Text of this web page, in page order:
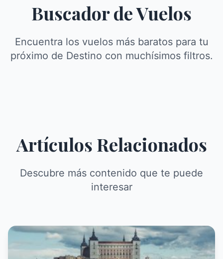
Buscador de Vuelos
Encuentra los vuelos más baratos para tu
próximo de Destino con muchísimos filtros.
Artículos Relacionados
Descubre más contenido que te puede
interesar